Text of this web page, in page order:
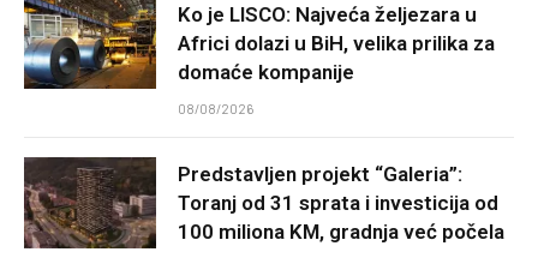
Ko je LISCO: Najveća željezara u
Africi dolazi u BiH, velika prilika za
domaće kompanije
08/08/2026
Predstavljen projekt “Galeria”:
Toranj od 31 sprata i investicija od
100 miliona KM, gradnja već počela